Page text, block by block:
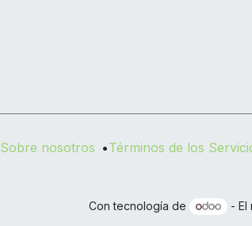
Sobre nosotros •Términos de los
Con tecnología de - El